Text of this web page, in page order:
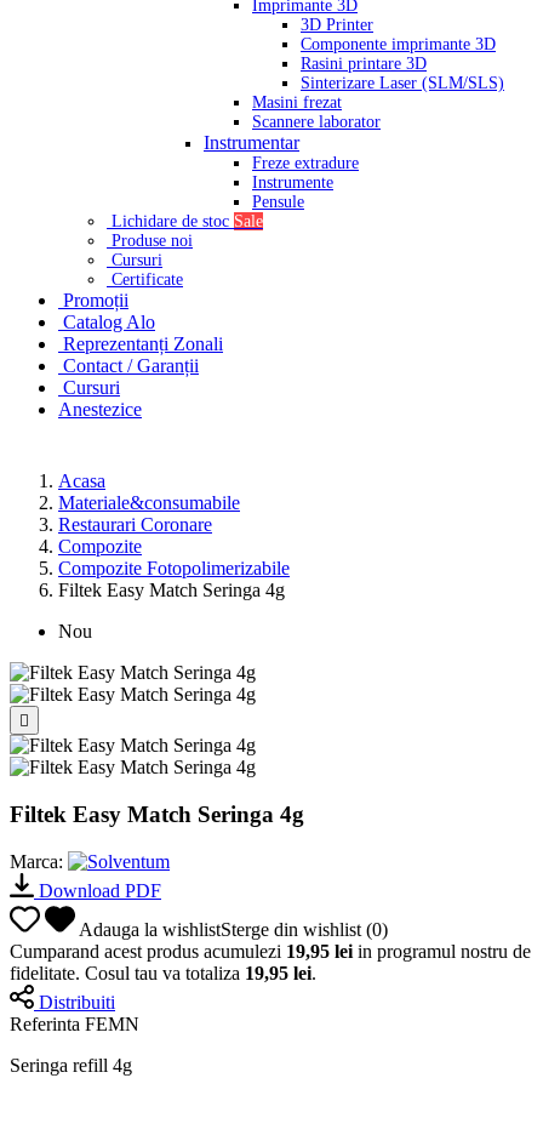
Imprimante 3D
3D Printer
Componente imprimante 3D
Rasini printare 3D
Sinterizare Laser (SLM/SLS)
Masini frezat
Scannere laborator
Instrumentar
Freze extradure
Instrumente
Pensule
Lichidare de stoc Sale
Produse noi
Cursuri
Certificate
Promoții
Catalog Alo
Reprezentanți Zonali
Contact / Garanții
Cursuri
Anestezice
Acasa
Materiale&consumabile
Restaurari Coronare
Compozite
Compozite Fotopolimerizabile
Filtek Easy Match Seringa 4g
Nou

Filtek Easy Match Seringa 4g
Marca:
Download PDF
Adauga la wishlistSterge din wishlist (0)
Cumparand acest produs acumulezi 19,95 lei in programul nostru de
fidelitate. Cosul tau va totaliza 19,95 lei.
Distribuiti
Referinta FEMN
Seringa refill 4g